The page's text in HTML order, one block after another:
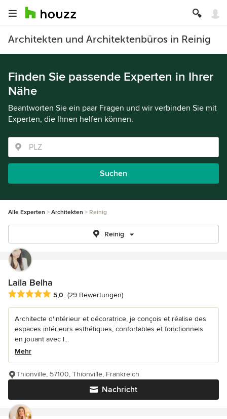
Architekten und Architektenbüros in Reinig
Finden Sie passende Experten in Ihrer
Nähe
Beantworten Sie ein paar Fragen und wir verbinden Sie mit
Experten, die Ihnen helfen können.
Suchen
Alle Experten Architekten Reinig
Reinig
Laila Belha
Durchschnittliche Bewertung: 5 von 5 Sternen
5,0 (29 Bewertungen)
Architecte d'intérieur et décoratrice, je conçois et réalise des
espaces intérieurs esthétiques, confortables et fonctionnels
en jouant avec l...
Mehr
Nachricht
Thionville, 57100, Thionville, Frankreich